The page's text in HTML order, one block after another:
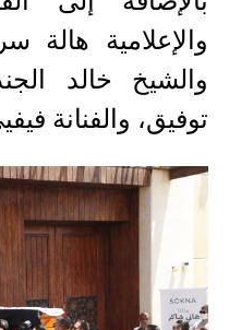
والإعلامية هالة
والشيخ خالد
توفيق، والفنانة